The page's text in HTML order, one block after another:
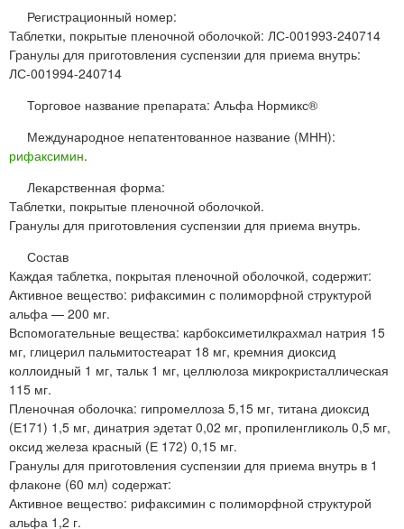
Регистрационный номер:
Таблетки, покрытые пленочной оболочкой: ЛС-001993-240714
Гранулы для приготовления суспензии для приема внутрь:
ЛС-001994-240714
Торговое название препарата: Альфа Нормикс®
Международное непатентованное название (МНН):
рифаксимин.
Лекарственная форма:
Таблетки, покрытые пленочной оболочкой.
Гранулы для приготовления суспензии для приема внутрь.
Состав
Каждая таблетка, покрытая пленочной оболочкой, содержит:
Активное вещество: рифаксимин с полиморфной структурой
альфа — 200 мг.
Вспомогательные вещества: карбоксиметилкрахмал натрия 15
мг, глицерил пальмитостеарат 18 мг, кремния диоксид
коллоидный 1 мг, тальк 1 мг, целлюлоза микрокристаллическая
115 мг.
Пленочная оболочка: гипромеллоза 5,15 мг, титана диоксид
(Е171) 1,5 мг, динатрия эдетат 0,02 мг, пропиленгликоль 0,5 мг,
оксид железа красный (Е 172) 0,15 мг.
Гранулы для приготовления суспензии для приема внутрь в 1
флаконе (60 мл) содержат:
Активное вещество: рифаксимин с полиморфной структурой
альфа 1,2 г.